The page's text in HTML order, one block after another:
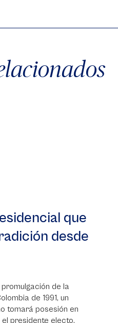
que
desde
de la
de 1991, un
tomará posesión en
presidente electo,